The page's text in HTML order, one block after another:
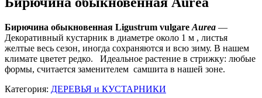
Бирючина обыкновенная Ligustrum vulgare Aurea —
Декоративный кустарник в диаметре около 1 м , листья
желтые весь сезон, иногда сохраняются и всю зиму. В нашем
климате цветет редко. Идеальное растение в стрижку: любые
формы, считается заменителем самшита в нашей зоне.
Категория: ДЕРЕВЬЯ и КУСТАРНИКИ